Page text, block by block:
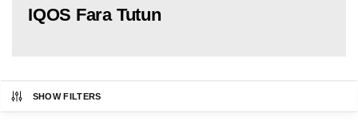
IQOS Fara Tutun
SHOW FILTERS